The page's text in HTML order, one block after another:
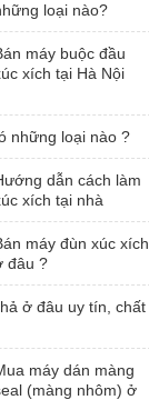
loại nào?
máy buộc đầu
xích tại Hà Nội
những loại nào ?
dẫn cách làm
xích tại nhà
máy đùn xúc xích
đâu ?
ở đâu uy tín, chất
máy dán màng
(màng nhôm) ở